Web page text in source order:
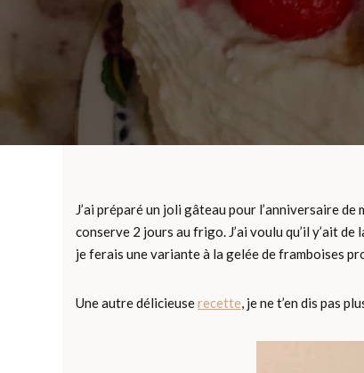
J’ai préparé un joli gâteau pour l’anniversaire
conserve 2 jours au frigo. J’ai voulu qu’il y’ait
je ferais une variante à la gelée de framboises
Une autre délicieuserecette, je ne t’en dis pas